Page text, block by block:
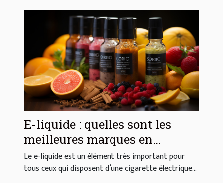
E-liquide : quelles sont les
meilleures marques en
France ?
Le e-liquide est un élément très important pour
tous ceux qui disposent d’une cigarette électrique...